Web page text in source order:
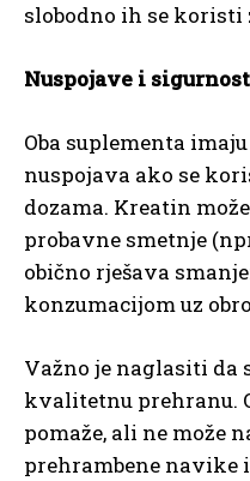
slobodno ih se koristi
Nuspojave i sigurnost
Oba suplementa
nuspojava ako se
dozama. Kreatin
probavne smetnje
obično rješava
konzumacijom uz
Važno je naglasiti da
kvalitetnu prehranu.
pomaže, ali ne može
prehrambene